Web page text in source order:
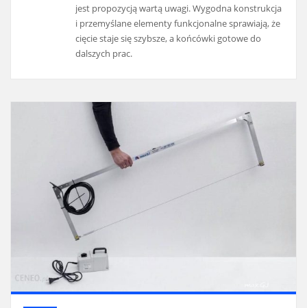
jest propozycją wartą uwagi. Wygodna konstrukcja
i przemyślane elementy funkcjonalne sprawiają, że
cięcie staje się szybsze, a końcówki gotowe do
dalszych prac.